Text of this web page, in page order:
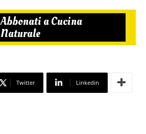
Abbonati a Cucina
Naturale
Twitter Linkedin